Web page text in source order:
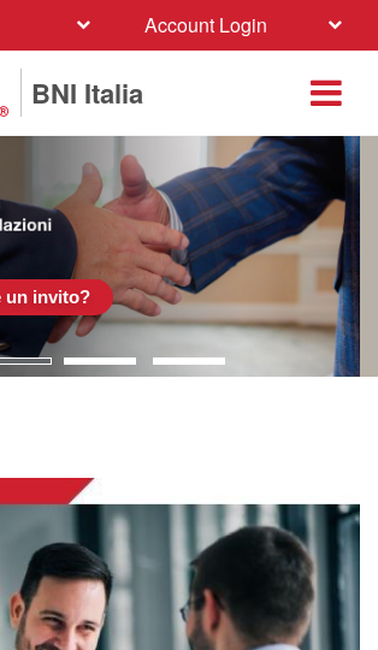
Account Login
BNI Italia
un invito?